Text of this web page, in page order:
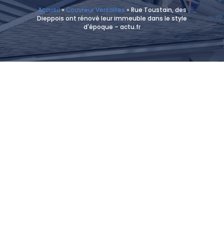
Accueil»Couvreur Versailles»Rue Toustain, des
Dieppois ont rénové leur immeuble dans le style
d'époque – actu.fr